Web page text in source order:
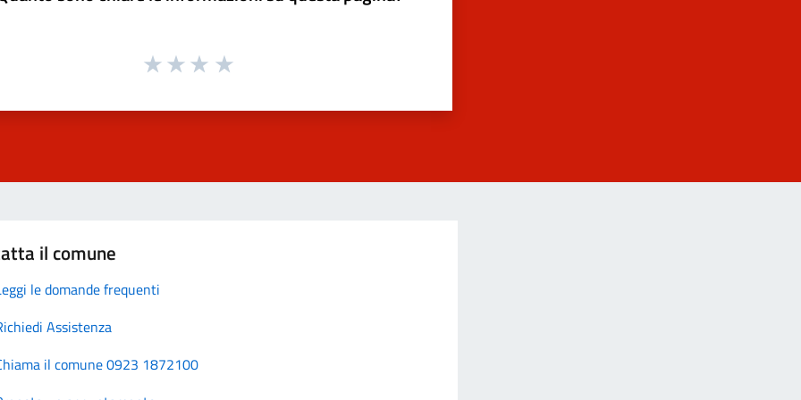
il comune
le domande frequenti
Assistenza
il comune 0923 1872100